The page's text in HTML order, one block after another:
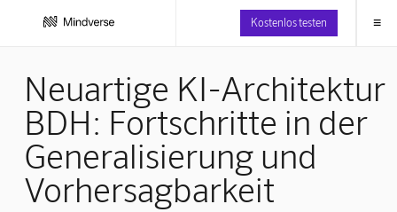
Kostenlos testen ≡
Neuartige KI-Architektur
BDH: Fortschritte in der
Generalisierung und
Vorhersagbarkeit